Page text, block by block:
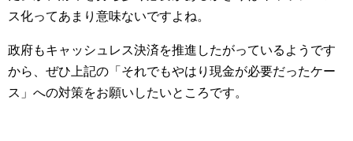
ス化ってあまり意味ないですよね。
政府もキャッシュレス決済を推進したがっているようです
から、ぜひ上記の「それでもやはり現金が必要だったケー
ス」への対策をお願いしたいところです。